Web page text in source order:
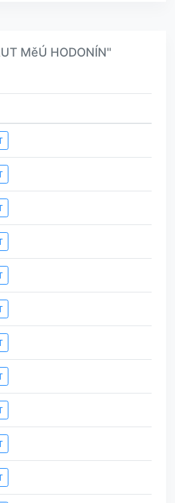
MěÚ HODONÍN"